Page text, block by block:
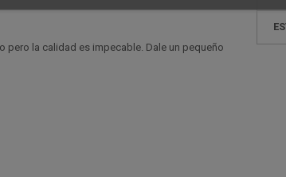
pero la calidad es impecable. Dale un pequeño